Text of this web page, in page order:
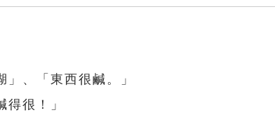
、「東西很鹹。」
很！」